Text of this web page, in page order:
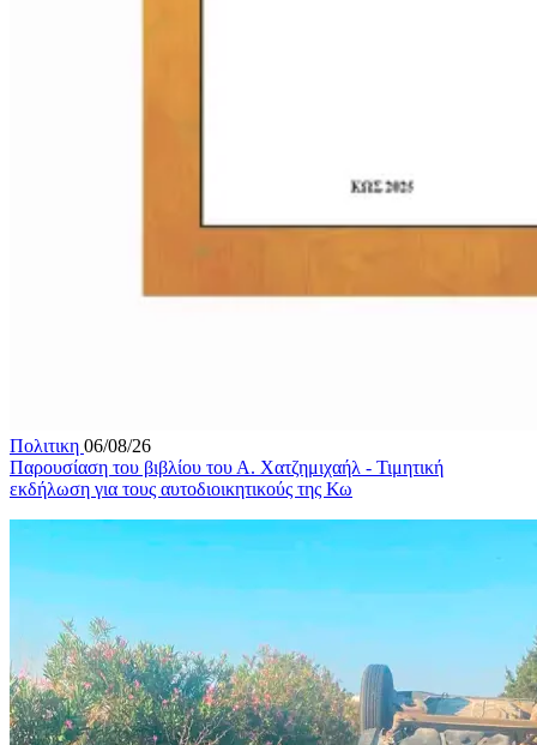
Πολιτικη 06/08/26
Παρουσίαση του βιβλίου του Α. Χατζημιχαήλ - Τιμητική
εκδήλωση για τους αυτοδιοικητικούς της Κω